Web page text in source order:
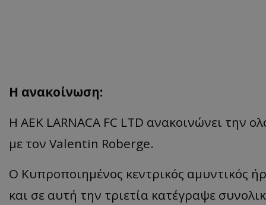
Η ανακοίνωση:
H AEK LARNACA FC LTD ανακοινώνει την
με τον Valentin Roberge.
Ο Κυπροποιημένος κεντρικός αμυντικός
και σε αυτή την τριετία κατέγραψε